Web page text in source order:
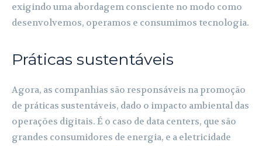
exigindo uma abordagem consciente no modo como
desenvolvemos, operamos e consumimos tecnologia.
Práticas sustentáveis
Agora, as companhias são responsáveis na promoção
de práticas sustentáveis, dado o impacto ambiental das
operações digitais. É o caso de data centers, que são
grandes consumidores de energia, e a eletricidade